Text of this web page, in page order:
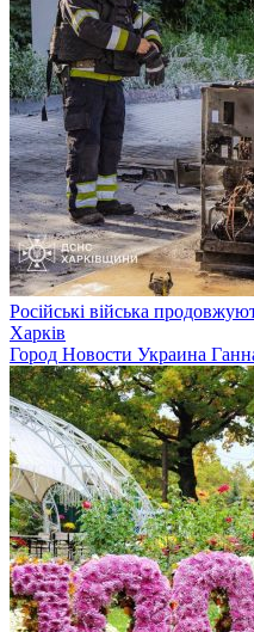
Російські війська
Харків
Город Новости Украина